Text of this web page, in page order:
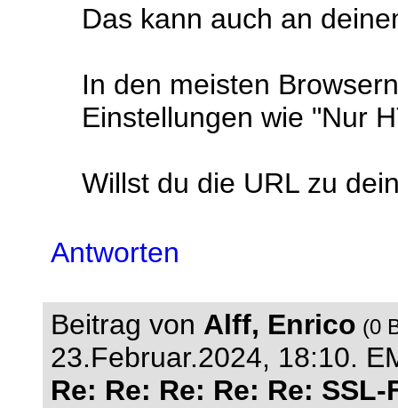
Das kann auch an
In den meisten
Einstellungen wie "Nur
Willst du die URL zu
Antworten
Beitrag von Alff, Enrico (0
23.Februar.2024, 18:10.
Re: Re: Re: Re: Re: SSL-